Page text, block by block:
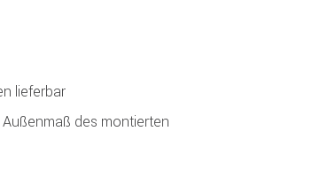
lieferbar
des montierten